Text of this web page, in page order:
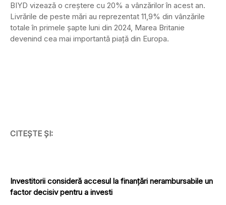
BIYD vizează o creștere cu 20% a vânzărilor în acest an.
Livrările de peste mări au reprezentat 11,9% din vânzările
totale în primele șapte luni din 2024, Marea Britanie
devenind cea mai importantă piață din Europa.
CITEȘTE ȘI:
Investitorii consideră accesul la finanțări nerambursabile un
factor decisiv pentru a investi